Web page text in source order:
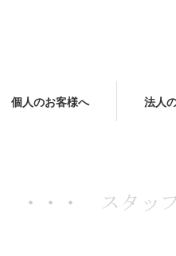
個人のお客様へ 法人